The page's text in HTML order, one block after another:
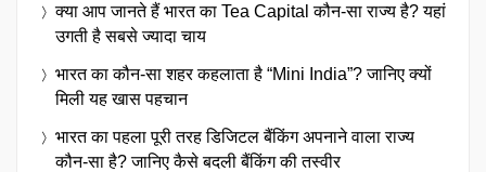
क्या आप जानते हैं भारत का Tea Capital कौन-सा राज्य है? यहां
उगती है सबसे ज्यादा चाय
भारत का कौन-सा शहर कहलाता है “Mini India”? जानिए क्यों
मिली यह खास पहचान
भारत का पहला पूरी तरह डिजिटल बैंकिंग अपनाने वाला राज्य
कौन-सा है? जानिए कैसे बदली बैंकिंग की तस्वीर